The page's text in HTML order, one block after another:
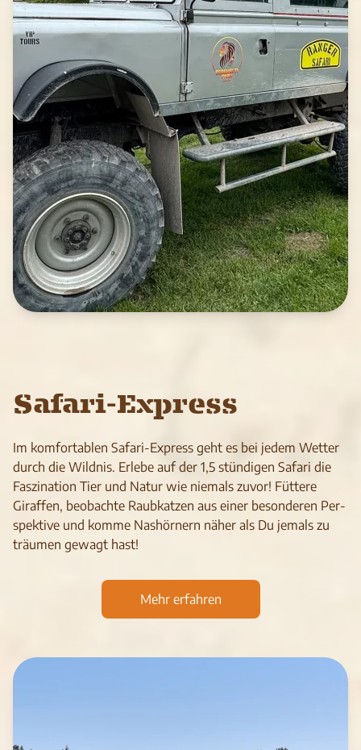
Safari-Express
Im komfortablen Safari-Express geht es bei jedem Wetter
durch die Wild­nis. Erlebe auf der 1,5 stün­di­gen Safari die
Fas­zi­na­tion Tier und Natur wie nie­mals zuvor! Füt­tere
Giraf­fen, beo­b­achte Raub­kat­zen aus einer beson­de­ren Per­
spek­tive und komme Nas­hör­nern näher als Du jemals zu
träu­men gewagt hast!
Mehr erfahren